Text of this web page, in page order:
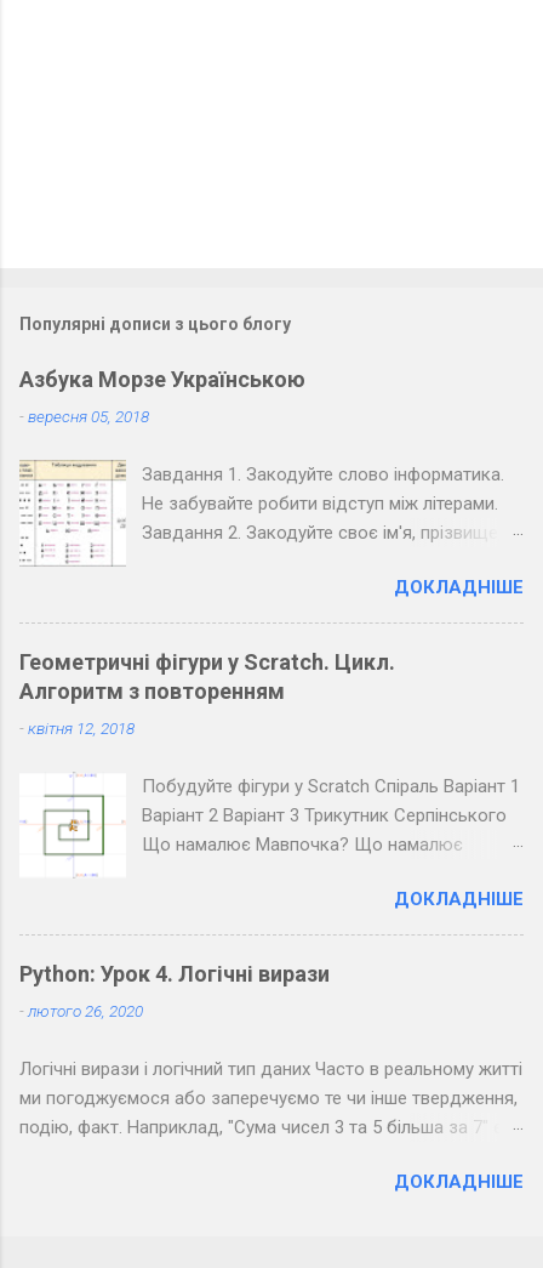
Популярні дописи з цього блогу
Азбука Морзе Українською
-вересня 05, 2018
Завдання 1. Закодуйте слово інформатика.
Не забувайте робити відступ між літерами.
Завдання 2. Закодуйте своє ім'я, прізвище,
3. Закодуйте повідомлення, обміняйтеся
зошитами зі своїм товаришем по парті та
розкодуйте повідомлення товариша.
Запишіть розкодоване повідомлення.
Завдання 4. Закодуйте повідомлення для
паузи між буквами, ще довші між словами).
Розкодуйте повідомлення своїх товаришів.
ДОКЛАДНІШЕ
Геометричні фігури у Scratch. Цикл.
Алгоритм з повторенням
-квітня 12, 2018
Побудуйте фігури у Scratch Спіраль Варіант 1
Варіант 2 Варіант 3 Трикутник Серпінського
Що намалює Мавпочка? Що намалює
ДОКЛАДНІШЕ
Python: Урок 4. Логічні вирази
- лютого 26, 2020
Логічні вирази і логічний тип даних Часто в реальному житті
ми погоджуємося або заперечуємо те чи інше твердження,
подію, факт. Наприклад, "Сума чисел 3 та 5 більша за 7" є
хибним. Можна помітити, що з точки зору логіки подібні
ДОКЛАДНІШЕ